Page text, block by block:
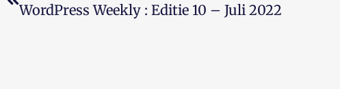
WordPress Weekly : Editie 10 – Juli 2022